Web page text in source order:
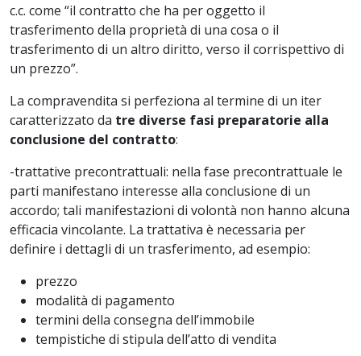
c.c. come “il contratto che ha per oggetto il
trasferimento della proprietà di una cosa o il
trasferimento di un altro diritto, verso il corrispettivo di
un prezzo”.
La compravendita si perfeziona al termine di un iter
caratterizzato da tre diverse fasi preparatorie alla
conclusione del contratto:
-trattative precontrattuali: nella fase precontrattuale le
parti manifestano interesse alla conclusione di un
accordo; tali manifestazioni di volontà non hanno alcuna
efficacia vincolante. La trattativa è necessaria per
definire i dettagli di un trasferimento, ad esempio:
prezzo
modalità di pagamento
termini della consegna dell’immobile
tempistiche di stipula dell’atto di vendita